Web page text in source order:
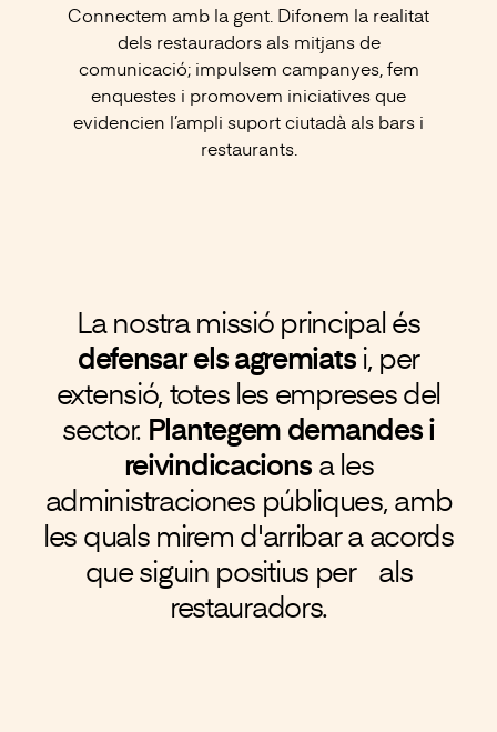
Connectem amb la gent. Difonem la realitat
dels restauradors als mitjans de
comunicació; impulsem campanyes, fem
enquestes i promovem iniciatives que
evidencien l’ampli suport ciutadà als bars i
restaurants.
La nostra missió principal és
defensar els agremiatsi, per
extensió, totes les empreses del
sector. Plantegem demandes i
reivindicacionsa les
administraciones públiques, amb
les quals mirem d'arribar a acords
que siguin positius per als
restauradors.